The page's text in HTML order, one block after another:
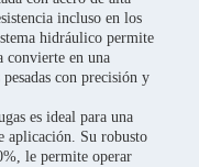
incluso en los
hidráulico permite
convierte en una
con precisión y
es ideal para una
aplicación. Su robusto
le permite operar